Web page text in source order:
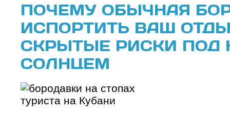
ПОЧЕМУ ОБЫЧНАЯ
ИСПОРТИТЬ ВАШ
СКРЫТЫЕ РИСКИ
СОЛНЦЕМ